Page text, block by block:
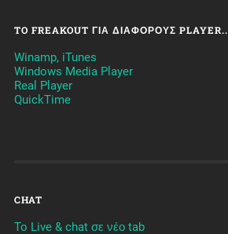
TO FREAKOUT ΓΙΑ ΔΙΆΦΟΡΟΥΣ PLAYER..
Winamp, iTunes
Windows Media Player
Real Player
QuickTime
CHAT
To Live & chat σε νέο tab